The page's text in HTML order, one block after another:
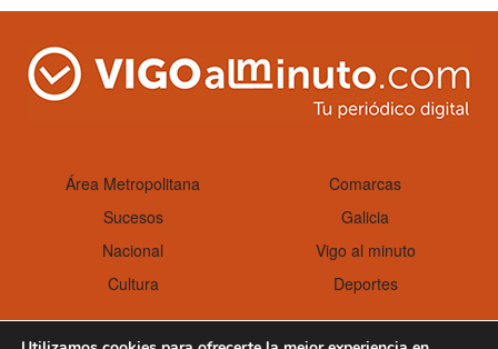
Área Metropolitana
Comarcas
Sucesos
Galicia
Nacional
Vigo al minuto
Cultura
Deportes